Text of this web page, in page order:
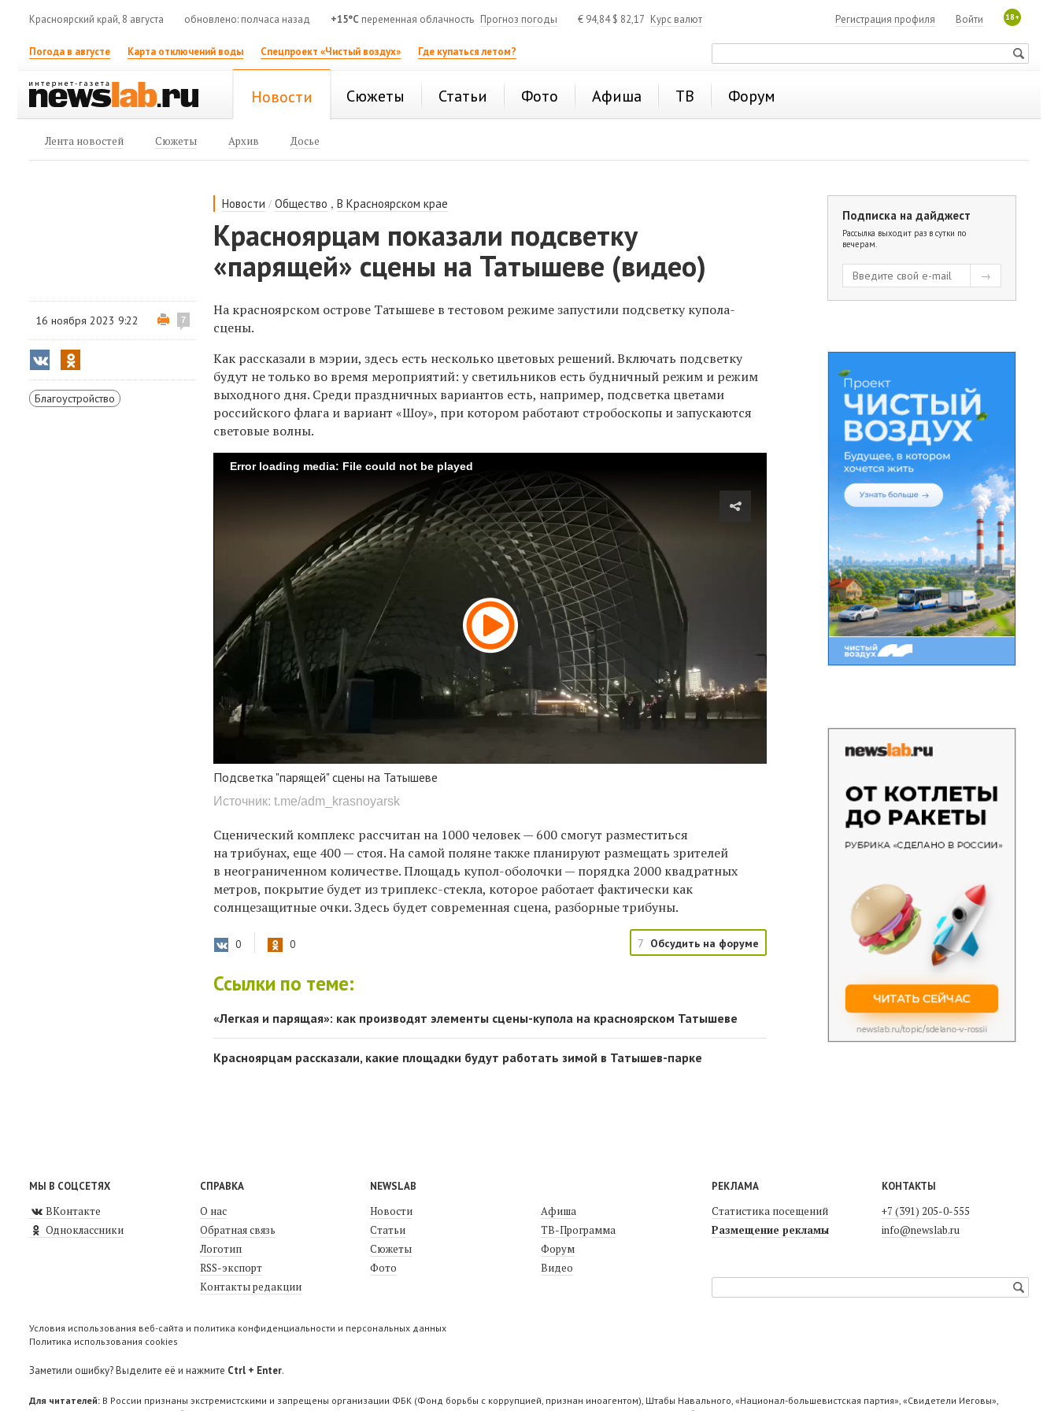
Красноярский край, 8 августа обновлено: полчаса назад +15°C переменная облачность Прогноз погоды € 94,84$ 82,17 Курс валют 18+
Войти
Регистрация профиля
Погода в августе Карта отключений воды Спецпроект «Чистый воздух» Где купаться летом?
Новости Сюжеты Статьи Фото Афиша ТВ Форум
Лента новостей Сюжеты Архив Досье
Новости /Общество ,В Красноярском крае
Красноярцам показали подсветку
«парящей» сцены на Татышеве (видео)
16 ноября 2023 9:22 7
Благоустройство
На красноярском острове Татышеве в тестовом режиме запустили подсветку купола-
сцены.
Как рассказали в мэрии, здесь есть несколько цветовых решений. Включать подсветку
будут не только во время мероприятий: у светильников есть будничный режим и режим
выходного дня. Среди праздничных вариантов есть, например, подсветка цветами
российского флага и вариант «Шоу», при котором работают стробоскопы и запускаются
световые волны.
Error loading media: File could not be played
Подсветка "парящей" сцены на Татышеве
Источник: t.me/adm_krasnoyarsk
Сценический комплекс рассчитан на 1000 человек — 600 смогут разместиться
на трибунах, еще 400 — стоя. На самой поляне также планируют размещать зрителей
в неограниченном количестве. Площадь купол-оболочки — порядка 2000 квадратных
метров, покрытие будет из триплекс-стекла, которое работает фактически как
солнцезащитные очки. Здесь будет современная сцена, разборные трибуны.
0 0 7 Обсудить на форуме
Ссылки по теме:
«Легкая и парящая»: как производят элементы сцены-купола на красноярском Татышеве
Красноярцам рассказали, какие площадки будут работать зимой в Татышев-парке
Подписка на дайджест
Рассылка выходит раз в сутки по
вечерам.
МЫ В СОЦСЕТЯХ
ВКонтакте
Одноклассники
СПРАВКА
О нас
Обратная связь
Логотип
RSS-экспорт
Контакты редакции
NEWSLAB
Новости
Статьи
Сюжеты
Фото
Афиша
ТВ-Программа
Форум
Видео
РЕКЛАМА
Статистика посещений
Размещение рекламы
КОНТАКТЫ
+7 (391) 205-0-555
info@newslab.ru
Условия использования веб-сайта и политика конфиденциальности и персональных данных
Политика использования cookies
Заметили ошибку? Выделите её и нажмите Ctrl + Enter.
Для читателей: В России признаны экстремистскими и запрещены организации ФБК (Фонд борьбы с коррупцией, признан иноагентом), Штабы Навального, «Национал-большевистская партия», «Свидетели Иеговы»,